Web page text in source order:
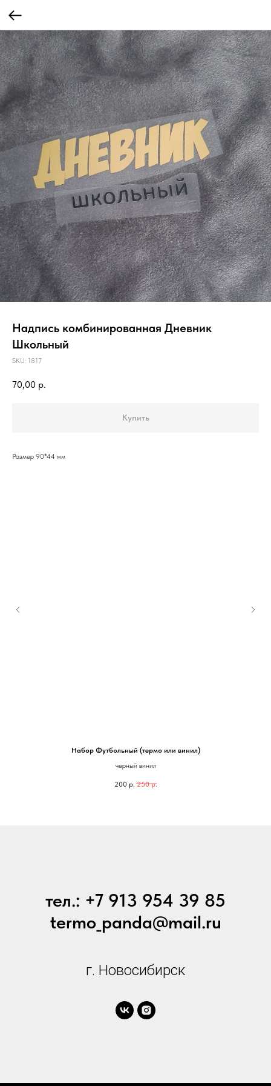
Надпись комбинированная Дневник
Школьный
SKU: 1817
70,00 р.
Купить
Размер 90*44 мм
Набор Футбольный (термо или винил)
черный винил
200 р. 250 р.
тел.: +7 913 954 39 85
termo_panda@mail.ru
г. Новосибирск